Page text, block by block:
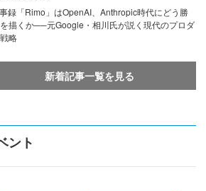
録「Rimo」はOpenAI、Anthropic時代にどう勝
描くか──元Google・相川氏が説く現代のプロダ
略
新着記事一覧を見る
ント